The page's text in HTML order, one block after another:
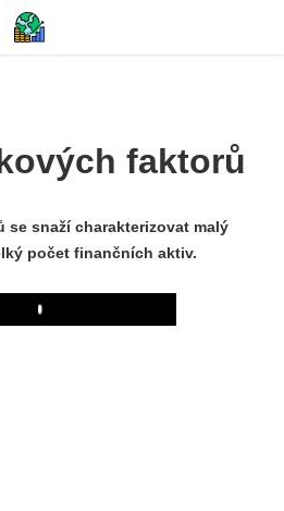
faktorů
se snaží charakterizovat malý
počet finančních aktiv.
Play